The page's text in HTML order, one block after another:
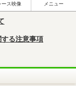
ース映像 メニュー
する注意事項